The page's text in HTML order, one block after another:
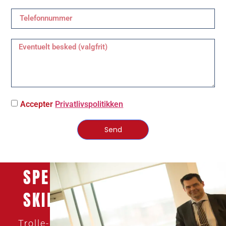
Accepter Privatlivspolitikken
Send
SPECIALISERET
SKILSMISSEADVOKAT
Trolle-